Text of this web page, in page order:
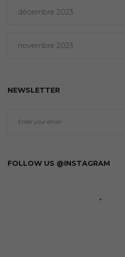
décembre 2023
novembre 2023
NEWSLETTER
FOLLOW US @INSTAGRAM